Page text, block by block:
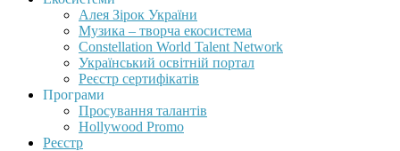
Алея Зірок України
Музика – творча екосистема
Constellation World Talent Network
Український освітній портал
Реєстр сертифікатів
Програми
Просування талантів
Hollywood Promo
Реєстр